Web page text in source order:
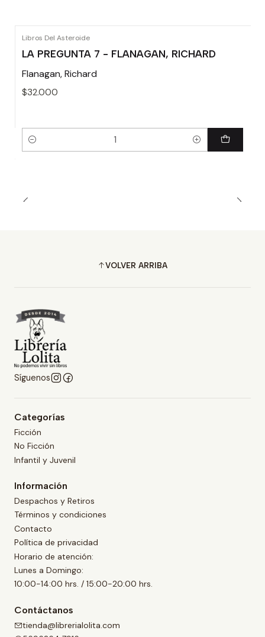
Libros Del Asteroide
LA PREGUNTA 7 - FLANAGAN, RICHARD
Flanagan, Richard
$32.000
Cantidad
VOLVER ARRIBA
Síguenos
Categorías
Ficción
No Ficción
Infantil y Juvenil
Información
Despachos y Retiros
Términos y condiciones
Contacto
Política de privacidad
Horario de atención:
Lunes a Domingo:
10:00-14:00 hrs. / 15:00-20:00 hrs.
Contáctanos
tienda@librerialolita.com